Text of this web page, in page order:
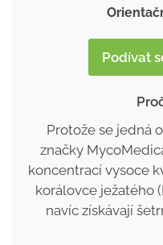
Podívat
Protože se jedná
značky
koncentrací vysoce
korálovce ježatého
navíc získávají